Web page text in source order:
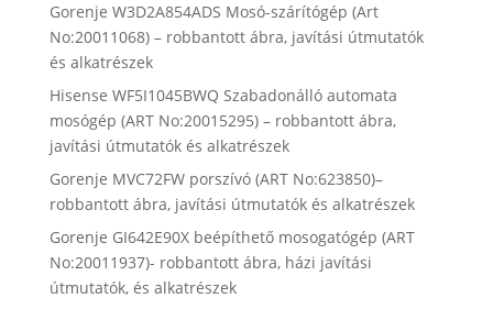
Gorenje W3D2A854ADS Mosó-szárítógép (Art
No:20011068) – robbantott ábra, javítási útmutatók
és alkatrészek
Hisense WF5I1045BWQ Szabadonálló automata
mosógép (ART No:20015295) – robbantott ábra,
javítási útmutatók és alkatrészek
Gorenje MVC72FW porszívó (ART No:623850)–
robbantott ábra, javítási útmutatók és alkatrészek
Gorenje GI642E90X beépíthető mosogatógép (ART
No:20011937)- robbantott ábra, házi javítási
útmutatók, és alkatrészek